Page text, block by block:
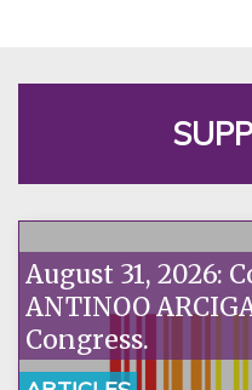
August 31, 2026:
ANTINOO
Congress.